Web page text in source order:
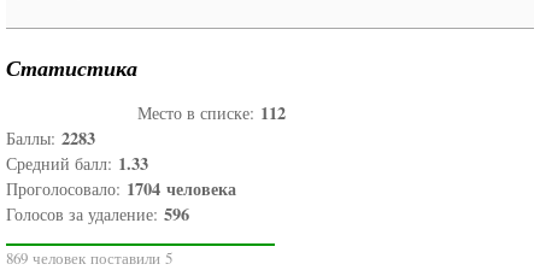
Статистика
Место в списке: 112
Баллы: 2283
Средний балл: 1.33
Проголосовало: 1704 человека
Голосов за удаление: 596
869 человек поставили 5